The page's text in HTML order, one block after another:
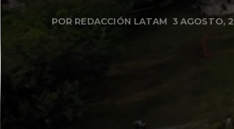
PORREDACCIÓN LATAM 3 AGOSTO, 2026